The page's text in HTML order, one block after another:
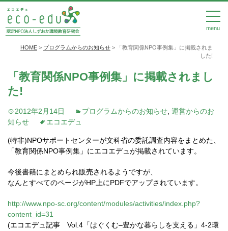
menu
HOME > プログラムからのお知らせ >
「教育関係NPO事例集」に掲載されま
した!
「教育関係NPO事例集」に掲載されまし
た!
2012年2月14日 プログラムからのお知らせ 運営からのお
知らせ
エコエデュ
(特非)NPOサポートセンターが文科省の委託調査内容をまとめた、
「教育関係NPO事例集」にエコエデュが掲載されています。
今後書籍にまとめられ販売されるようですが、
なんとすべてのページがHP上にPDFでアップされています。
http://www.npo-sc.org/content/modules/activities/index.php?
content_id=31
(エコエデュ記事 Vol.4「はぐくむ–豊かな暮らしを支える」4-2環